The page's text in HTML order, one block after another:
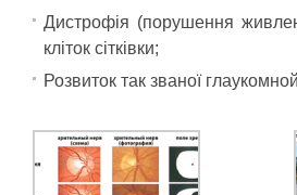
Дистрофія (порушення
кліток сітківки;
Розвиток так званої